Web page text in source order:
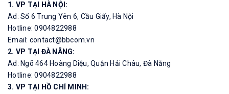
1. VP TẠI HÀ NỘI:
Ad: Số 6 Trung Yên 6, Cầu Giấy, Hà Nội
Hotline: 0904822988
Email: contact@bbcom.vn
2. VP TẠI ĐÀ NẴNG:
Ad: Ngõ 464 Hoàng Diệu, Quận Hải Châu, Đà Nẵng
Hotline: 0904822988
3. VP TẠI HỒ CHÍ MINH: